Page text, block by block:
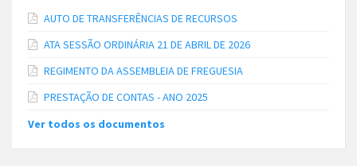
AUTO DE TRANSFERÊNCIAS DE RECURSOS
ATA SESSÃO ORDINÁRIA 21 DE ABRIL DE 2026
REGIMENTO DA ASSEMBLEIA DE FREGUESIA
PRESTAÇÃO DE CONTAS - ANO 2025
Ver todos os documentos